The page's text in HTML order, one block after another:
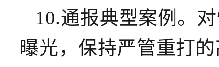
10.通报典型案例。
曝光，保持严管重打